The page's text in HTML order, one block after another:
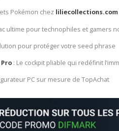
Pokémon chez liliecollections.com
ultime pour technophiles et gamers
pour protéger votre seed phrase
: Le cockpit pliable qui redéfinit
PC sur mesure de TopAchat